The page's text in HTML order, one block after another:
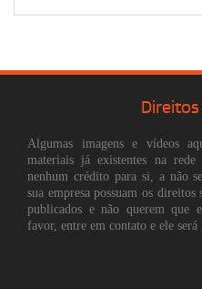
Algumas imagens e vídeos
materiais já existentes na
nenhum crédito para si, a não
sua empresa possuam os direitos
publicados e não querem que
favor, entre em contato e ele